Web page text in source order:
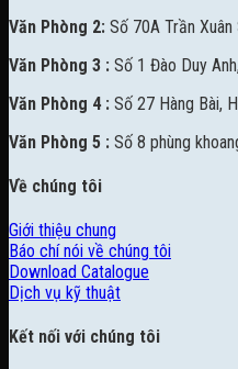
Văn Phòng 2: Số 70A Trần
Văn Phòng 3 : Số 1 Đào Duy
Văn Phòng 4 : Số 27 Hàng Bài,
Văn Phòng 5 : Số 8 phùng
Về chúng tôi
Giới thiệu chung
Báo chí nói về chúng tôi
Download Catalogue
Dịch vụ kỹ thuật
Kết nối với chúng tôi